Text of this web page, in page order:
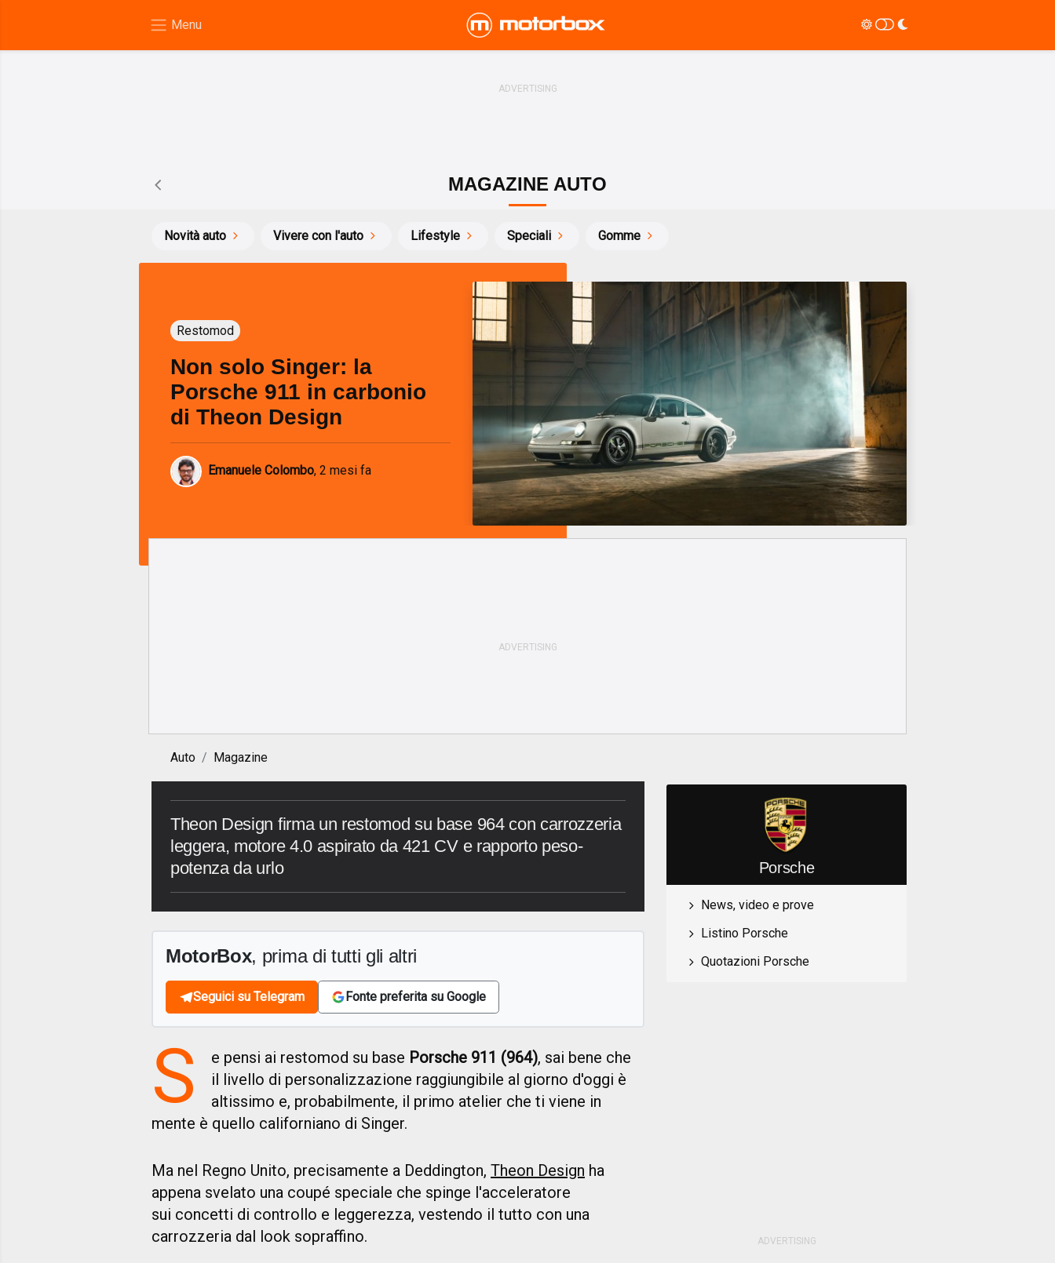
MAGAZINE AUTO
Novità auto Vivere con l'auto Lifestyle Speciali Gomme
Restomod
Non solo Singer: la
Porsche 911 in carbonio
di Theon Design
Emanuele Colombo, 2 mesi fa
Auto Magazine
Theon Design firma un restomod su base 964 con carrozzeria
leggera, motore 4.0 aspirato da 421 CV e rapporto peso-
potenza da urlo
MotorBox, prima di tutti gli altri
Seguici su Telegram Fonte preferita su Google
S e pensi ai restomod su base Porsche 911 (964), sai bene che
il livello di personalizzazione raggiungibile al giorno d'oggi è
altissimo e, probabilmente, il primo atelier che ti viene in
mente è quello californiano di Singer.
Ma nel Regno Unito, precisamente a Deddington, Theon Design ha
appena svelato una coupé speciale che spinge l'acceleratore
sui concetti di controllo e leggerezza, vestendo il tutto con una
carrozzeria dal look sopraffino.
Porsche
News, video e prove
Listino Porsche
Quotazioni Porsche